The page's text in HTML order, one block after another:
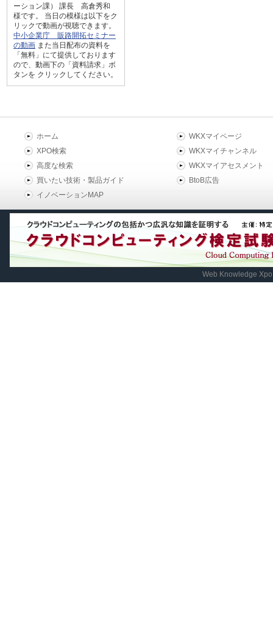
ーション課） 課長 高倉秀和
様です。 当日の模様は以下をク
リックで動画が視聴できます。
中小企業庁 販路開拓セミナー
の動画 また当日配布の資料を
「無料」にて提供しております
ので、動画下の「資料請求」ボ
タンを クリックしてください。
ホーム
XPO検索
高度な検索
買いたい技術・製品ガイド
イノベーションMAP
WKXマイページ
WKXマイチャンネル
WKXマイアセスメント
BtoB広告
Web Knowledge